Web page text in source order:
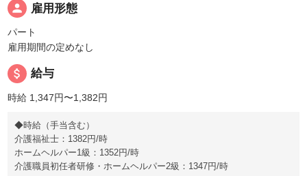
person 雇用形態
パート
雇用期間の定めなし
attach_money 給与
時給 1,347円〜1,382円
◆時給（手当含む）
介護福祉士：1382円/時
ホームヘルパー1級：1352円/時
介護職員初任者研修・ホームヘルパー2級：1347円/時